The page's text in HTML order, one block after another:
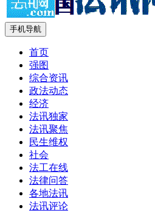
手机导航
首页
强图
综合资讯
政法动态
经济
法讯独家
法讯聚焦
民生维权
社会
法工在线
法律问答
各地法讯
法讯评论